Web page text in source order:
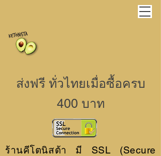
ส่งฟรี ทั่วไทยเมื่อซื้อครบ
400 บาท
ร้านคีโตนิสต้า มี SSL (Secure